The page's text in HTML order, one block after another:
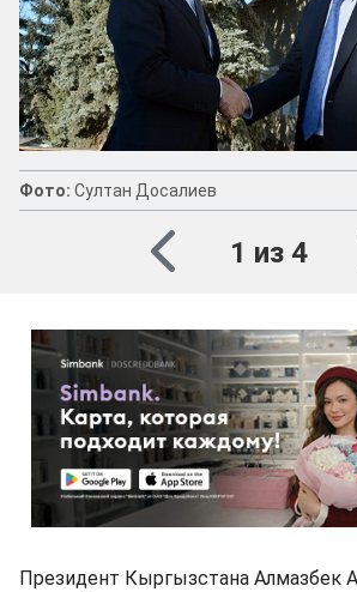
Фото: Султан Досалиев
1 из 4
Президент Кыргызстана Алмазбек